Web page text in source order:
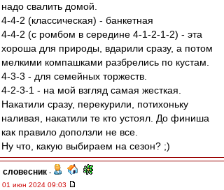
надо свалить домой.
4-4-2 (классическая) - банкетная
4-4-2 (с ромбом в середине 4-1-2-1-2) - эта
хороша для природы, вдарили сразу, а потом
мелкими компашками разбрелись по кустам.
4-3-3 - для семейных торжеств.
4-2-3-1 - на мой взгляд самая жесткая.
Накатили сразу, перекурили, потихоньку
наливая, накатили те кто устоял. До финиша
как правило доползли не все.
Ну что, какую выбираем на сезон? ;)
словесник -
01 июн 2024 09:03